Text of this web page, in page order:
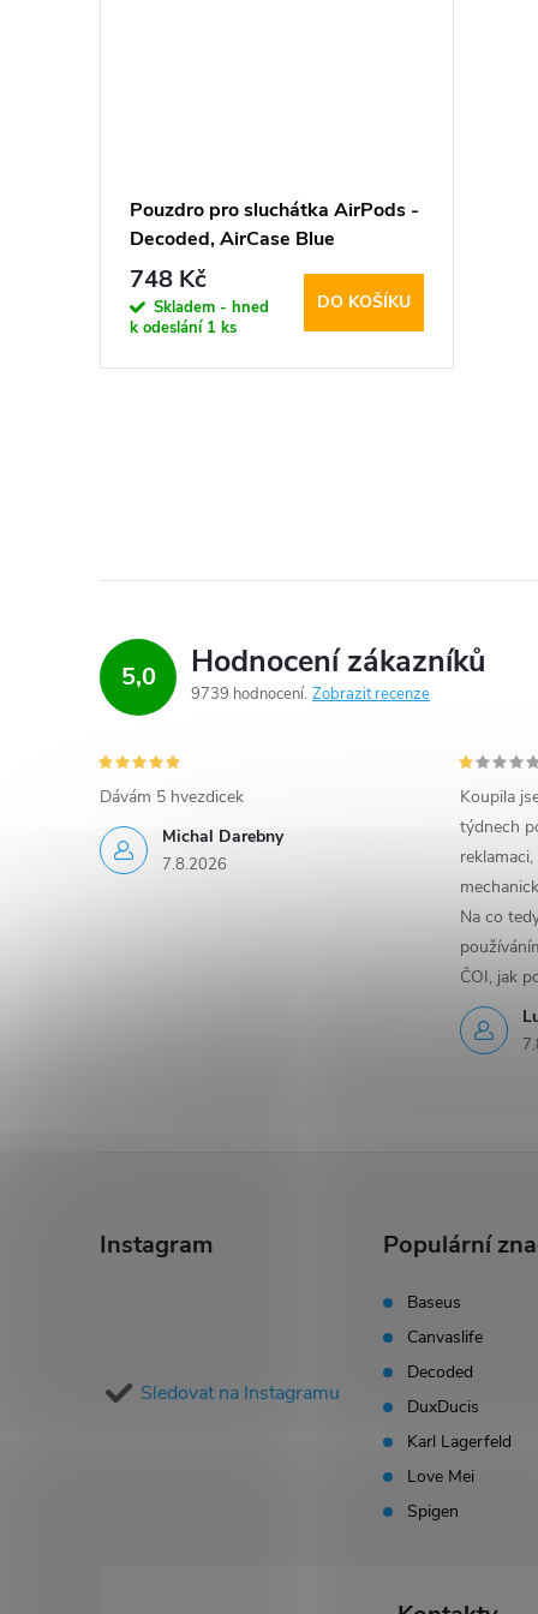
Pouzdro pro sluchátka AirPods -
Decoded, AirCase Blue
748 Kč
Skladem - hned
k odeslání 1 ks
DO KOŠÍKU
d
a
c
í
p
i
5,0 Hodnocení zákazníků
9739 hodnocení Zobrazit recenze
Michal Darebny
7.8.2026
Dávám 5 hvezdicek
Koupila
týdnech
Na co
ČOI, jak
Instagram
Sledovat na Instagramu
Populární
Baseus
Canvaslife
Decoded
DuxDucis
Karl Lagerfeld
Love Mei
Spigen